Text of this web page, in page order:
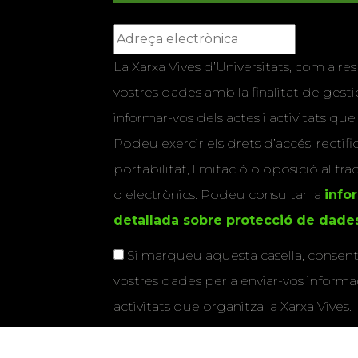
La Xarxa Vives d’Universitats, com a
vostres dades amb la finalitat de
informar-vos dels actes i activitats que
Podeu exercir els drets d’accés,
portabilitat, limitació o oposició al
o electrònics. Podeu consultar la
detallada sobre protecció de
Si marqueu aquesta casella,
vostres dades per a enviar-vos
activitats que organitza la Xarxa Vives.